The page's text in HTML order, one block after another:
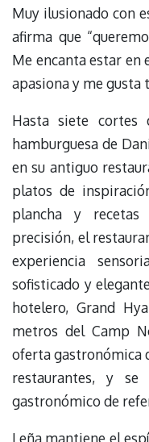
Muy ilusionado con
afirma que
Me encanta estar en
apasiona y me gusta
Hasta siete cortes
hamburguesa de
en su antiguo
platos de
plancha y recetas
precisión, el
experiencia
sofisticado y
hotelero, Grand
metros del Camp
oferta gastronómica
restaurantes, y
gastronómico de
Leña mantiene el